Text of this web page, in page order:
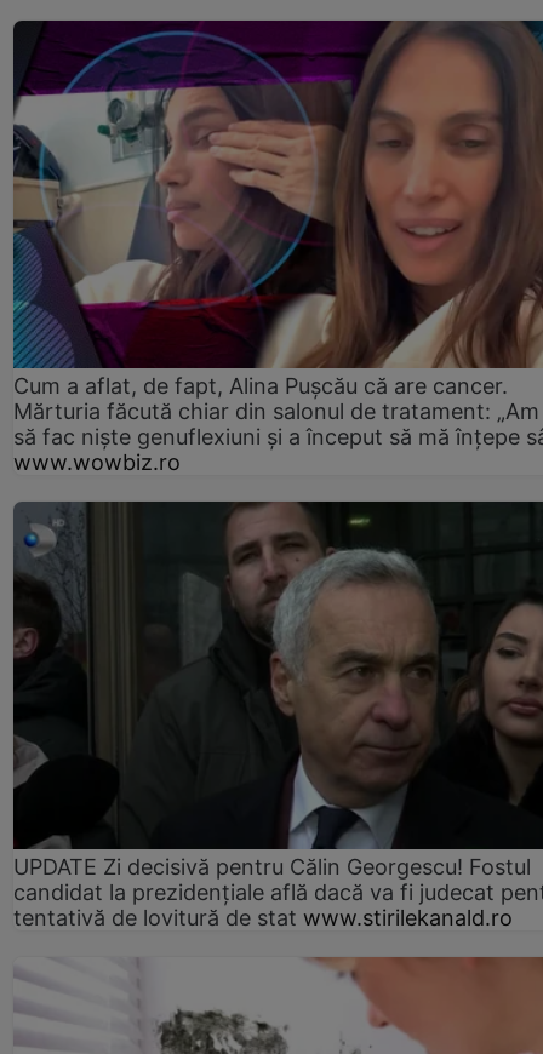
Cum a aflat, de fapt, Alina Pușcău că are cancer.
Mărturia făcută chiar din salonul de tratament:
să fac niște genuflexiuni și a început să mă înțepe
www.wowbiz.ro
UPDATE Zi decisivă pentru Călin Georgescu! Fostul
candidat la prezidențiale află dacă va fi judecat
tentativă de lovitură de stat www.stirilekanald.ro